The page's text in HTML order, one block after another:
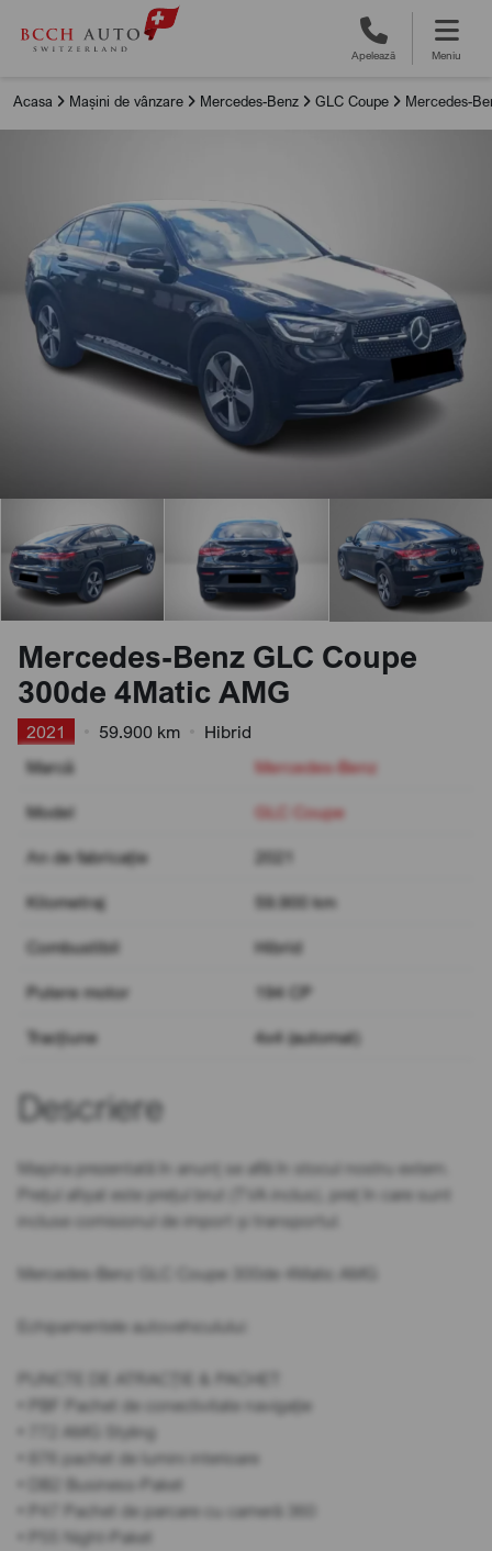
Apelează Meniu
Acasa Mașini de vânzare Mercedes-Benz GLC Coupe Mercedes-
Mercedes-Benz GLC Coupe
300de 4Matic AMG
2021 59.900 km
Hibrid
Marcă
Mercedes-Benz
Model GLC Coupe
An de fabricație 2021
Kilometraj 59.900 km
Combustibil Hibrid
Putere motor 194 CP
Tracțiune 4x4 (automat)
Descriere
Mașina prezentată în anunț se află în stocul nostru extern.
Prețul afișat este prețul brut (TVA inclus), preț în care sunt
incluse comisionul de import și transportul.
Mercedes-Benz GLC Coupe 300de 4Matic AMG
Echipamentele autovehiculului:
PUNCTE DE ATRACȚIE & PACHET:
• PBF Pachet de conectivitate navigație
• 772 AMG Styling
• 876 pachet de lumini interioare
• DB2 Business-Paket
• P47 Pachet de parcare cu cameră 360
• P55 Night-Paket